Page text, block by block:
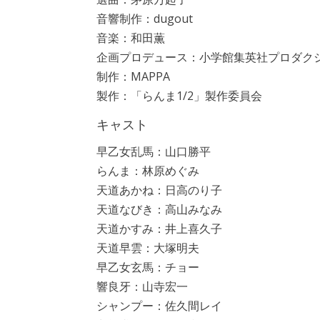
音響制作：dugout
音楽：和田薫
企画プロデュース：小学館集英社プロダク
制作：MAPPA
製作：「らんま1/2」製作委員会
キャスト
早乙女乱馬：山口勝平
らんま：林原めぐみ
天道あかね：日高のり子
天道なびき：高山みなみ
天道かすみ：井上喜久子
天道早雲：大塚明夫
早乙女玄馬：チョー
響良牙：山寺宏一
シャンプー：佐久間レイ